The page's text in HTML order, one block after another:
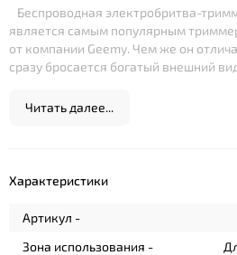
Беспроводная электробритва-
является самым популярным
от компании Geemy. Чем же он
сразу бросается богатый внешний
Читать далее...
Характеристики
Артикул -
Зона использования -